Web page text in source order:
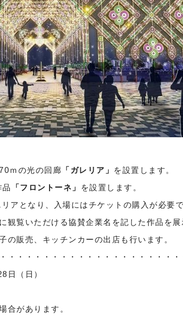
ｍの光の回廊 「ガレリア」 を設置します。
「フロントーネ」 を設置します。
アとなり、入場にはチケットの購入が必要で
観覧いただける協賛企業名を記した作品を展
の販売、キッチンカーの出店も行います。
・・・・・・・・・・・・・・・・・・・
日（日）
があります。